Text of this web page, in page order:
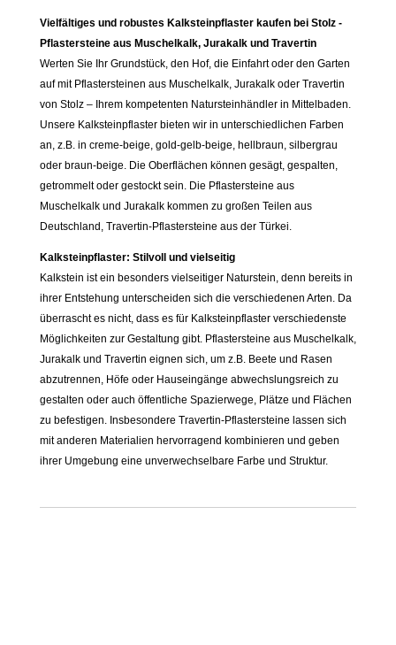
Vielfältiges und robustes Kalksteinpflaster kaufen bei Stolz -
Pflastersteine aus Muschelkalk, Jurakalk und Travertin
Werten Sie Ihr Grundstück, den Hof, die Einfahrt oder den Garten
auf mit Pflastersteinen aus Muschelkalk, Jurakalk oder Travertin
von Stolz – Ihrem kompetenten Natursteinhändler in Mittelbaden.
Unsere Kalksteinpflaster bieten wir in unterschiedlichen Farben
an, z.B. in creme-beige, gold-gelb-beige, hellbraun, silbergrau
oder braun-beige. Die Oberflächen können gesägt, gespalten,
getrommelt oder gestockt sein. Die Pflastersteine aus
Muschelkalk und Jurakalk kommen zu großen Teilen aus
Deutschland, Travertin-Pflastersteine aus der Türkei.
Kalksteinpflaster: Stilvoll und vielseitig
Kalkstein ist ein besonders vielseitiger Naturstein, denn bereits in
ihrer Entstehung unterscheiden sich die verschiedenen Arten. Da
überrascht es nicht, dass es für Kalksteinpflaster verschiedenste
Möglichkeiten zur Gestaltung gibt. Pflastersteine aus Muschelkalk,
Jurakalk und Travertin eignen sich, um z.B. Beete und Rasen
abzutrennen, Höfe oder Hauseingänge abwechslungsreich zu
gestalten oder auch öffentliche Spazierwege, Plätze und Flächen
zu befestigen. Insbesondere Travertin-Pflastersteine lassen sich
mit anderen Materialien hervorragend kombinieren und geben
ihrer Umgebung eine unverwechselbare Farbe und Struktur.